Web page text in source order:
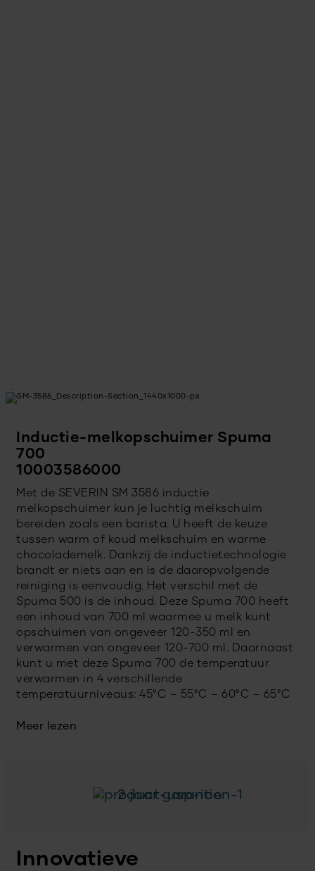
Inductie-melkopschuimer Spuma
700
10003586000
Met de SEVERIN SM 3586 inductie
melkopschuimer kun je luchtig melkschuim
bereiden zoals een barista. U heeft de keuze
tussen warm of koud melkschuim en warme
chocolademelk. Dankzij de inductietechnologie
brandt er niets aan en is de daaropvolgende
reiniging is eenvoudig. Het verschil met de
Spuma 500 is de inhoud. Deze Spuma 700 heeft
een inhoud van 700 ml waarmee u melk kunt
opschuimen van ongeveer 120-350 ml en
verwarmen van ongeveer 120-700 ml. Daarnaast
kunt u met deze Spuma 700 de temperatuur
verwarmen in 4 verschillende
temperatuurniveaus: 45°C – 55°C – 60°C – 65°C
Meer lezen
2 jaar garantie
Innovatieve